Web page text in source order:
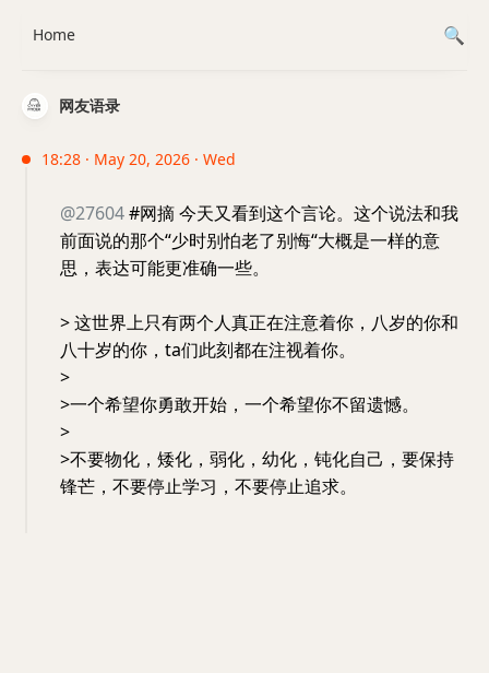
网友语录
18:28 · May 20, 2026 · Wed
@27604#网摘 今天又看到这个言论。这个说法和我
前面说的那个“少时别怕老了别悔“大概是一样的意
思，表达可能更准确一些。
> 这世界上只有两个人真正在注意着你，八岁的你和
八十岁的你，ta们此刻都在注视着你。
>
>一个希望你勇敢开始，一个希望你不留遗憾。
>
>不要物化，矮化，弱化，幼化，钝化自己，要保持
锋芒，不要停止学习，不要停止追求。
Home